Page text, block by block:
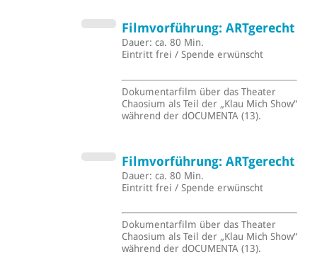
Filmvorführung: ARTgerecht
Dauer: ca. 80 Min.
Eintritt frei / Spende erwünscht
Dokumentarfilm über das Theater
Chaosium als Teil der „Klau Mich Show“
während der dOCUMENTA (13).
Filmvorführung: ARTgerecht
Dauer: ca. 80 Min.
Eintritt frei / Spende erwünscht
Dokumentarfilm über das Theater
Chaosium als Teil der „Klau Mich Show“
während der dOCUMENTA (13).